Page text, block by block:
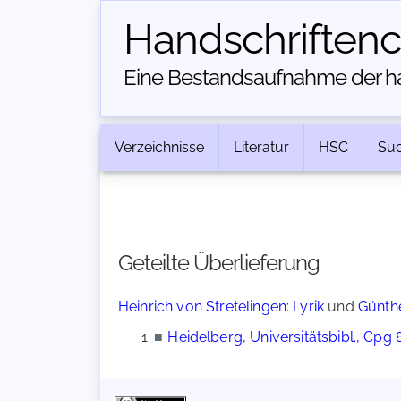
Eine Bestandsaufnahme der
Verzeichnisse Literatur HSC
Geteilte Überlieferung
Heinrich von Stretelingen: Lyrik und
■ Heidelberg, Universitätsbibl., Cpg